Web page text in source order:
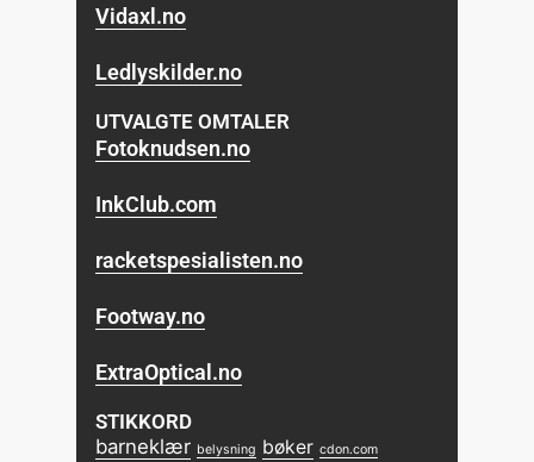
Vidaxl.no
Ledlyskilder.no
UTVALGTE OMTALER
Fotoknudsen.no
InkClub.com
racketspesialisten.no
Footway.no
ExtraOptical.no
STIKKORD
barneklær belysning bøker cdon.com